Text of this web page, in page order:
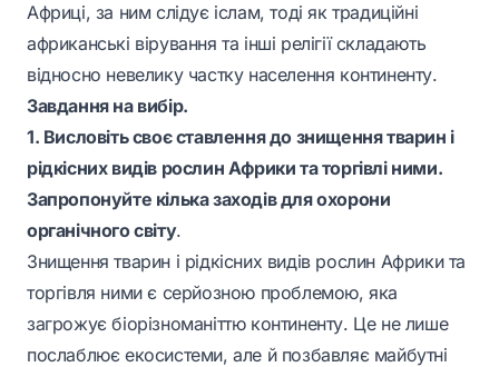
Африці, за ним слідує іслам, тоді як традиційні
африканські вірування та інші релігії складають
відносно невелику частку населення континенту.
Завдання на вибір.
1. Висловіть своє ставлення до знищення тварин і
рідкісних видів рослин Африки та торгівлі ними.
Запропонуйте кілька заходів для охорони
органічного світу.
Знищення тварин і рідкісних видів рослин Африки та
торгівля ними є серйозною проблемою, яка
загрожує біорізноманіттю континенту. Це не лише
послаблює екосистеми, але й позбавляє майбутні